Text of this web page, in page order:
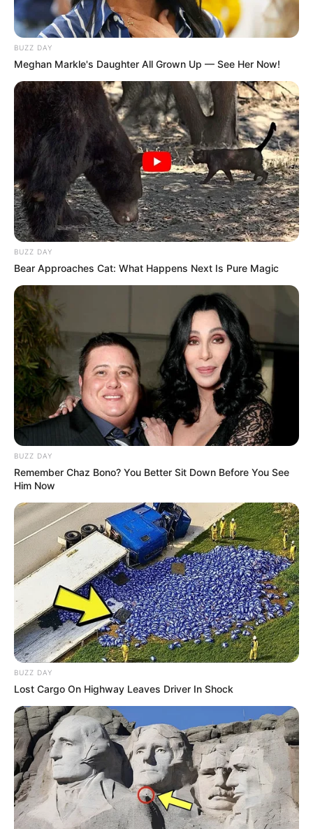
Beatriz Silva
Mungfali
Celi Festa Painéis
BUZZ DAY
Meghan Markle's Daughter All Grown Up — See Her Now!
BUZZ DAY
Bear Approaches Cat: What Happens Next Is Pure Magic
BUZZ DAY
Remember Chaz Bono? You Better Sit Down Before You See
Him Now
BUZZ DAY
Lost Cargo On Highway Leaves Driver In Shock